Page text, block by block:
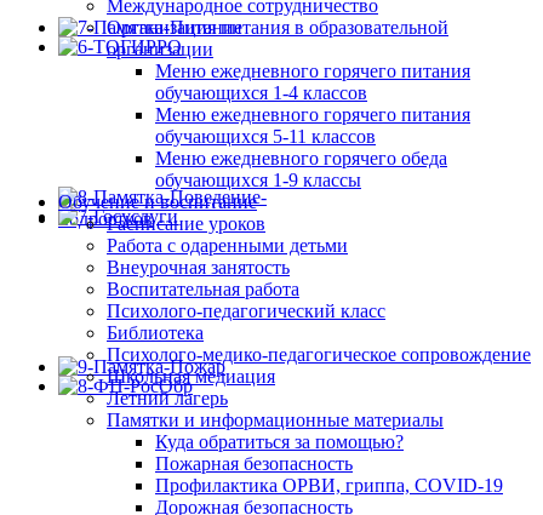
Международное сотрудничество
Организация питания в образовательной
организации
Меню ежедневного горячего питания
обучающихся 1-4 классов
Меню ежедневного горячего питания
обучающихся 5-11 классов
Меню ежедневного горячего обеда
обучающихся 1-9 классы
Обучение и воспитание
Расписание уроков
Работа с одаренными детьми
Внеурочная занятость
Воспитательная работа
Психолого-педагогический класс
Библиотека
Психолого-медико-педагогическое сопровождение
Школьная медиация
Летний лагерь
Памятки и информационные материалы
Куда обратиться за помощью?
Пожарная безопасность
Профилактика ОРВИ, гриппа, COVID-19
Дорожная безопасность